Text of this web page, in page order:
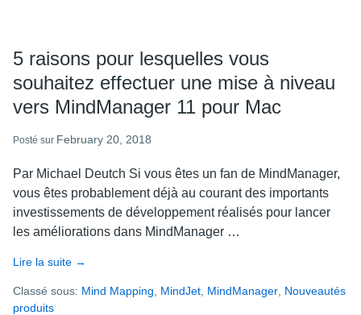
5 raisons pour lesquelles vous
souhaitez effectuer une mise à niveau
vers MindManager 11 pour Mac
Posté sur February 20, 2018
Par Michael Deutch Si vous êtes un fan de MindManager,
vous êtes probablement déjà au courant des importants
investissements de développement réalisés pour lancer
les améliorations dans MindManager …
Lire la suite about
raisons
→
Classé sous: Mind Mapping MindJet MindManager Nouveautés
produits